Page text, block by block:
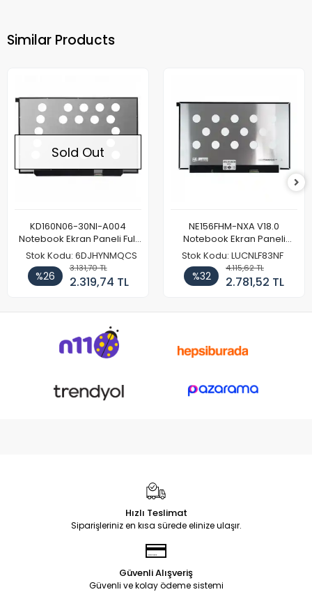
Similar Products
Sold Out
KD160N06-30NI-A004
Notebook Ekran Paneli Full
HD
Stok Kodu: 6DJHYNMQCS
%26
3.131,70 TL
2.319,74 TL
NE156FHM-NXA V18.0
Notebook Ekran Paneli
144Hz
Stok Kodu: LUCNLF83NF
%32
4.115,62 TL
2.781,52 TL
Hızlı Teslimat
Siparişleriniz en kısa sürede elinize ulaşır.
Güvenli Alışveriş
Güvenli ve kolay ödeme sistemi